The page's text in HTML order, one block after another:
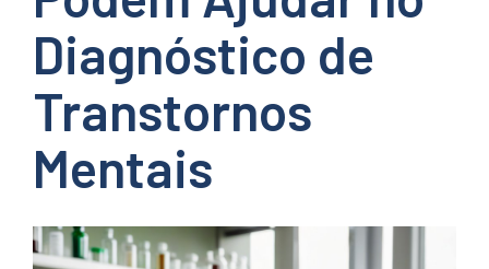
Diagnóstico de
Transtornos
Mentais